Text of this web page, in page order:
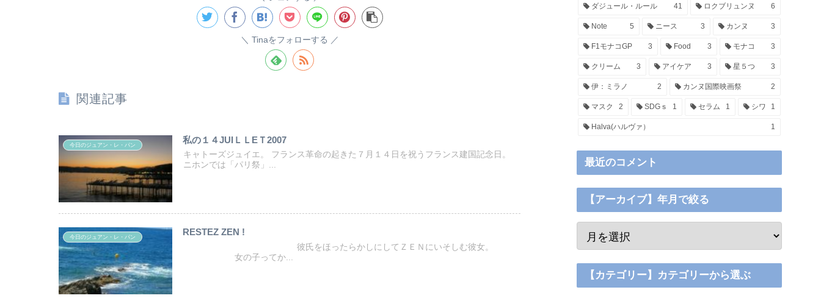
Tinaをフォローする
関連記事
今日のジュアン・レ・パン
私の１４JUIＬＬEＴ2007
キャトーズジュイエ。 フランス革命の起きた７月１４日を祝うフランス建国記念日。
ニホンでは「パリ祭」...
今日のジュアン・レ・パン
RESTEZ ZEN !
彼氏をほったらかしにしてＺＥＮにいそしむ彼女。
女の子ってか...
ダジュール・ルール 41 ロクブリュンヌ 6
Note 5 ニース 3 カンヌ 3
F1モナコGP 3 Food 3 モナコ 3
クリーム 3 アイケア 3 星５つ 3
伊：ミラノ 2 カンヌ国際映画祭 2
マスク 2 SDGｓ 1 セラム 1 シワ 1
Halva(ハルヴァ） 1
最近のコメント
【アーカイブ】年月で絞る
【カテゴリー】カテゴリーから選ぶ